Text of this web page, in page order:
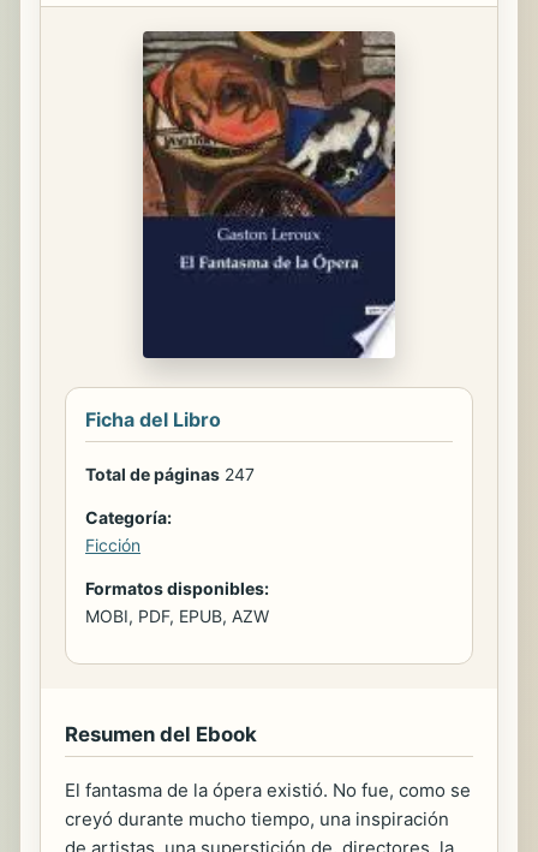
Ficha del Libro
Total de páginas 247
Categoría:
Ficción
Formatos disponibles:
MOBI, PDF, EPUB, AZW
Resumen del Ebook
El fantasma de la ópera existió. No fue, como se
creyó durante mucho tiempo, una inspiración